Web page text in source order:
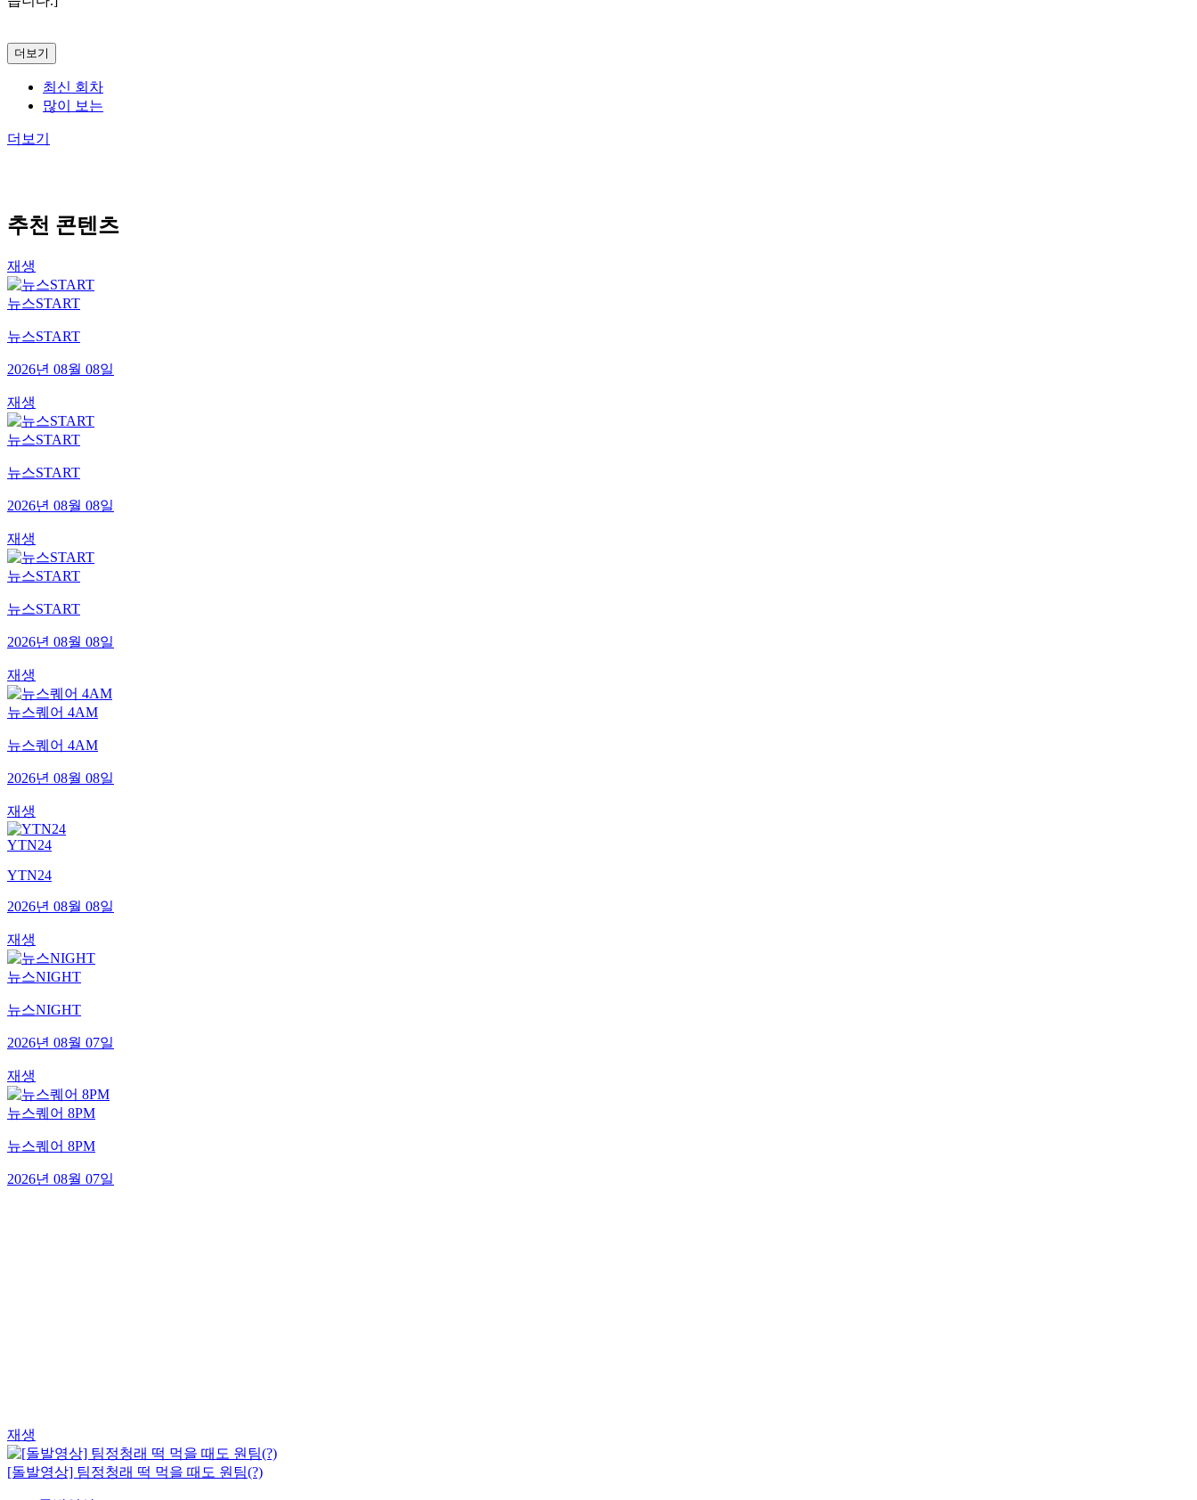
더보기
최신 회차
많이 보는
더보기
추천 콘텐츠
재생
뉴스START
뉴스START
2026년 08월 08일
재생
뉴스START
뉴스START
2026년 08월 08일
재생
뉴스START
뉴스START
2026년 08월 08일
재생
뉴스퀘어 4AM
뉴스퀘어 4AM
2026년 08월 08일
재생
YTN24
YTN24
2026년 08월 08일
재생
뉴스NIGHT
뉴스NIGHT
2026년 08월 07일
재생
뉴스퀘어 8PM
뉴스퀘어 8PM
2026년 08월 07일
재생
[돌발영상] 팀정청래 떡 먹을 때도 원팀(?)